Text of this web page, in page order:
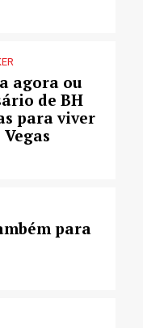
agora ou
de BH
para viver
para